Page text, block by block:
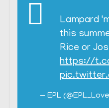
Lampard
this
Rice or
https://
— EPL